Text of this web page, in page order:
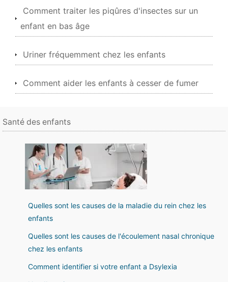
Comment traiter les piqûres d'insectes sur un
enfant en bas âge
Uriner fréquemment chez les enfants
Comment aider les enfants à cesser de fumer
Santé des enfants
Quelles sont les causes de la maladie du rein chez les
enfants
Quelles sont les causes de l'écoulement nasal chronique
chez les enfants
Comment identifier si votre enfant a Dsylexia